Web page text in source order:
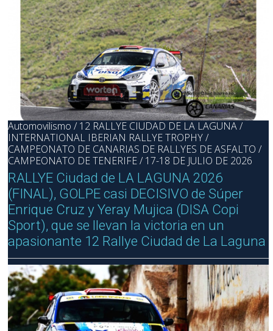
Automovilismo / 12 RALLYE CIUDAD DE LA LAGUNA /
INTERNATIONAL IBERIAN RALLYE TROPHY /
CAMPEONATO DE CANARIAS DE RALLYES DE ASFALTO /
CAMPEONATO DE TENERIFE / 17-18 DE JULIO DE 2026
RALLYE Ciudad de LA LAGUNA 2026
(FINAL), GOLPE casi DECISIVO de Súper
Enrique Cruz y Yeray Mujica (DISA Copi
Sport), que se llevan la victoria en un
apasionante 12 Rallye Ciudad de La Laguna